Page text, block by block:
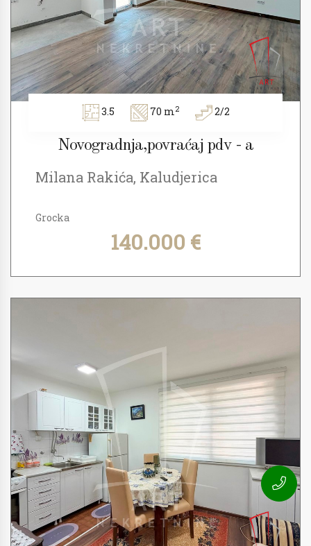
3.5 70 m2 2/2
Novogradnja,povraćaj pdv - a
Milana Rakića, Kaludjerica
Grocka
140.000 €